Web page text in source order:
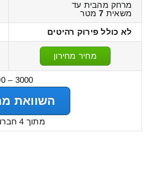
מרחק מהבית עד
משאית 7מטר
לא כולל פירוק רהיטים
מחיר מחירון
3000 – 2300 ₪
השוואת
מתוך 4 חברות הובלות